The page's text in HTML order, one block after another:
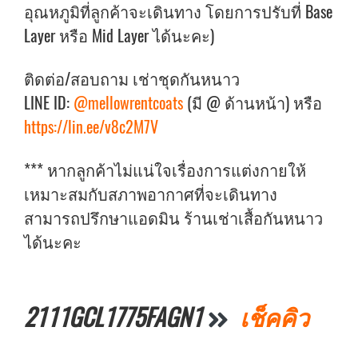
อุณหภูมิที่ลูกค้าจะเดินทาง โดยการปรับที่ Base
Layer หรือ Mid Layer ได้นะคะ)
ติดต่อ/สอบถาม เช่าชุดกันหนาว
LINE ID: @mellowrentcoats (มี @ ด้านหน้า) หรือ
https://lin.ee/v8c2M7V
*** หากลูกค้าไม่แน่ใจเรื่องการแต่งกายให้
เหมาะสมกับสภาพอากาศที่จะเดินทาง
สามารถปรึกษาแอดมิน ร้านเช่าเสื้อกันหนาว
ได้นะคะ
2111GCL1775FAGN1 เช็คคิว